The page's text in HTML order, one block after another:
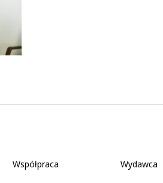
Współpraca Wydawca